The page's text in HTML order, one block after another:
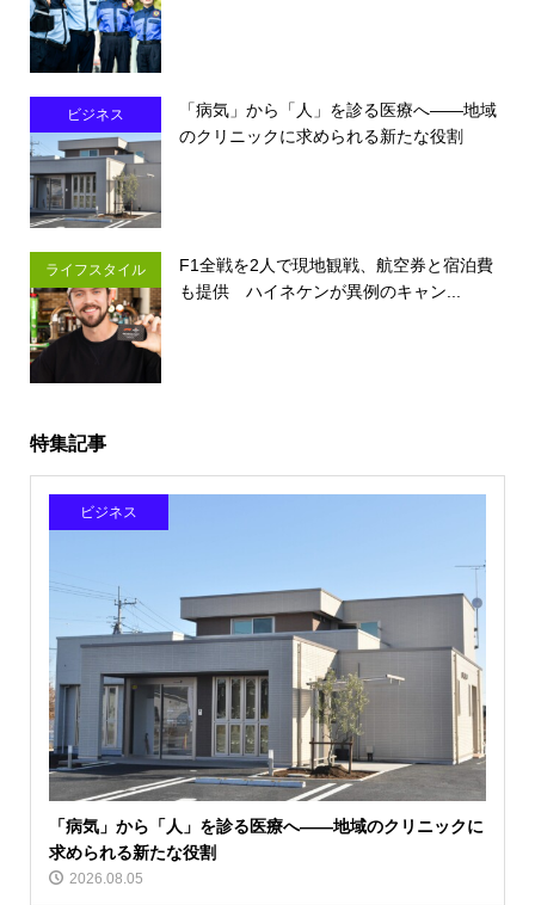
ビジネス
「病気」から「人」を診る医療へ――地域
のクリニックに求められる新たな役割
ライフスタイル
F1全戦を2人で現地観戦、航空券と宿泊費
も提供 ハイネケンが異例のキャン...
特集記事
ビジネス
「病気」から「人」を診る医療へ――地域のクリニックに
求められる新たな役割
2026.08.05